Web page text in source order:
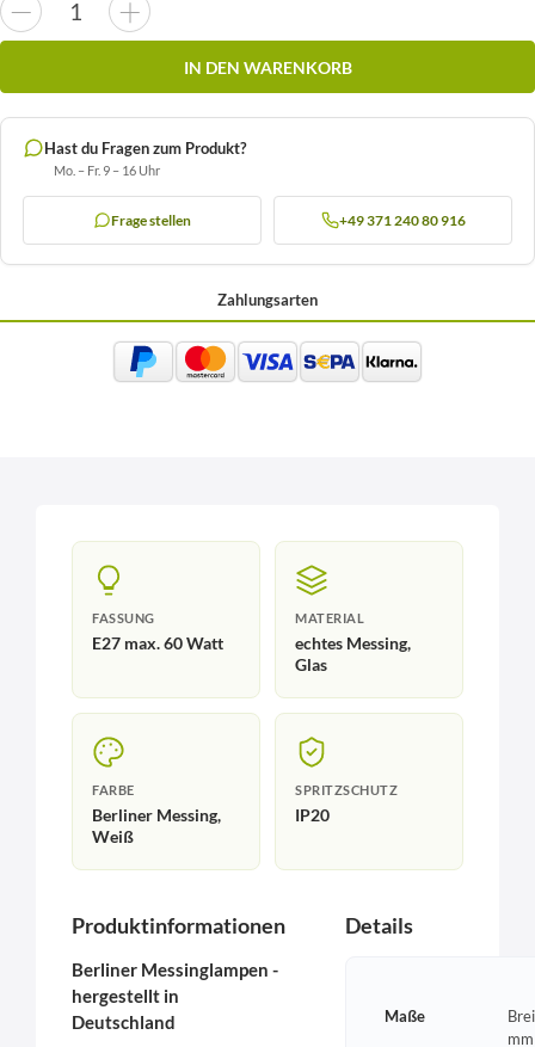
IN DEN WARENKORB
Hast du Fragen zum Produkt?
Mo. – Fr. 9 – 16 Uhr
Frage stellen +49 371 240 80 916
Zahlungsarten
FASSUNG
E27 max. 60 Watt
MATERIAL
echtes Messing,
Glas
FARBE
Berliner Messing,
Weiß
SPRITZSCHUTZ
IP20
Produktinformationen
Berliner Messinglampen -
hergestellt in
Deutschland
Details
Maße